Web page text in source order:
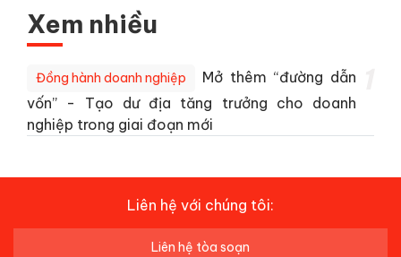
Xem nhiều
Đồng hành doanh nghiệp
Mở thêm “đường dẫn
vốn” - Tạo dư địa tăng trưởng cho doanh
nghiệp trong giai đoạn mới
Liên hệ với chúng tôi:
Liên hệ tòa soạn